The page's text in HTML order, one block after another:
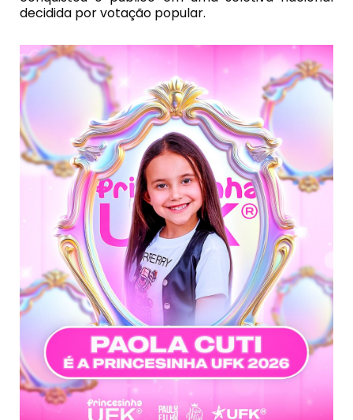
decidida por votação popular.